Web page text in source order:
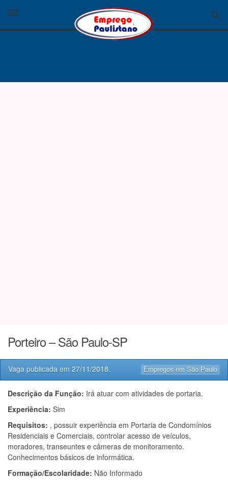
Porteiro – São Paulo-SP
Empregos em São Paulo
Vaga publicada em 27/11/2018.
Descrição da Função: Irá atuar com atividades de portaria.
Experiência: Sim
Requisitos: , possuir experiência em Portaria de Condomínios
Residenciais e Comerciais, controlar acesso de veículos,
moradores, transeuntes e câmeras de monitoramento.
Conhecimentos básicos de informática.
Formação/Escolaridade: Não Informado